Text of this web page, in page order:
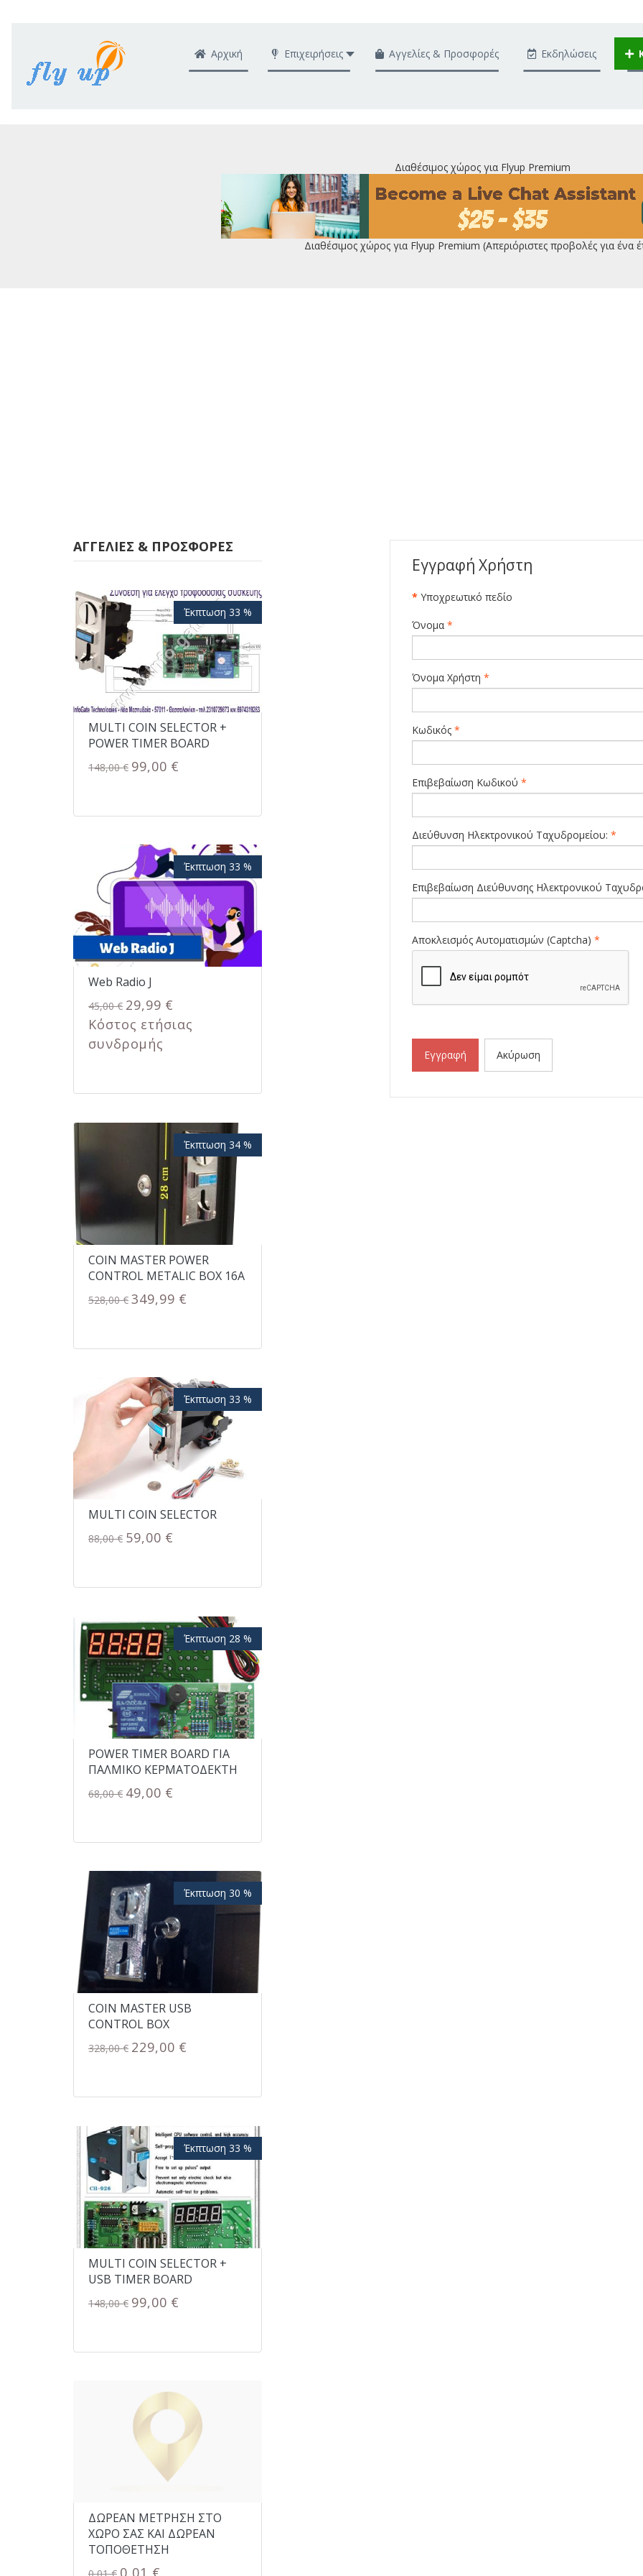
Αρχική Επιχειρήσεις Αγγελίες & Προσφορές Εκδηλώσεις
Διαθέσιμος χώρος για Flyup Premium
Διαθέσιμος χώρος για Flyup Premium (Απεριόριστες προβολές για ένα
Εγγραφή Χρήστη
* Υποχρεωτικό πεδίο
Όνομα *
Όνομα Χρήστη *
Κωδικός *
Επιβεβαίωση Κωδικού *
Διεύθυνση Ηλεκτρονικού Ταχυδρομείου: *
Επιβεβαίωση Διεύθυνσης Ηλεκτρονικού
Αποκλεισμός Αυτοματισμών (Captcha) *
Εγγραφή Ακύρωση
ΑΓΓΕΛΊΕΣ & ΠΡΟΣΦΟΡΈΣ
Έκπτωση 33 %
MULTI COIN SELECTOR +
POWER TIMER BOARD
148,00 € 99,00 €
Έκπτωση 33 %
Web Radio J
45,00 € 29,99 €
Κόστος ετήσιας
συνδρομής
Έκπτωση 34 %
COIN MASTER POWER
CONTROL METALIC BOX 16A
528,00 € 349,99 €
Έκπτωση 33 %
MULTI COIN SELECTOR
88,00 € 59,00 €
Έκπτωση 28 %
POWER TIMER BOARD ΓΙΑ
ΠΑΛΜΙΚΟ ΚΕΡΜΑΤΟΔΕΚΤΗ
68,00 € 49,00 €
Έκπτωση 30 %
COIN MASTER USB
CONTROL BOX
328,00 € 229,00 €
Έκπτωση 33 %
MULTI COIN SELECTOR +
USB TIMER BOARD
148,00 € 99,00 €
ΔΩΡΕΑΝ ΜΕΤΡΗΣΗ ΣΤΟ
ΧΩΡΟ ΣΑΣ ΚΑΙ ΔΩΡΕΑΝ
ΤΟΠΟΘΕΤΗΣΗ